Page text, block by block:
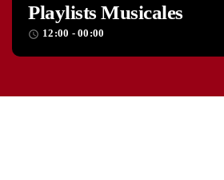
Playlists Musicales
access_time 12:00 - 00:00